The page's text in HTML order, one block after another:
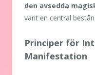
den avsedda
varit en central
Principer för
Manifestation